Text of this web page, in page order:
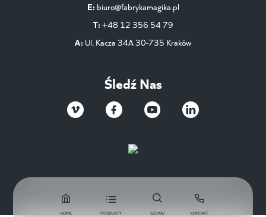
E: biuro@fabrykamagika.pl
T: +48 12 356 54 79
A: Ul. Kacza 34A 30-735 Kraków
Śledź Nas
HOME PRODUKTY SZUKAJ KONTAKT